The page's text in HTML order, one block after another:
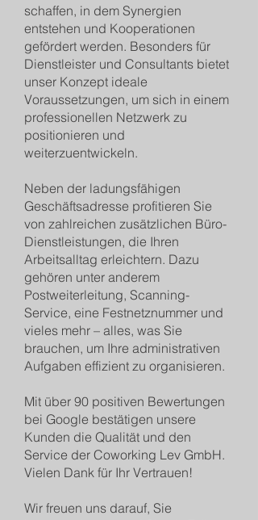
schaffen, in dem Synergien
entstehen und Kooperationen
gefördert werden. Besonders für
Dienstleister und Consultants bietet
unser Konzept ideale
Voraussetzungen, um sich in einem
professionellen Netzwerk zu
positionieren und
weiterzuentwickeln.
Neben der ladungsfähigen
Geschäftsadresse profitieren Sie
von zahlreichen zusätzlichen Büro-
Dienstleistungen, die Ihren
Arbeitsalltag erleichtern. Dazu
gehören unter anderem
Postweiterleitung, Scanning-
Service, eine Festnetznummer und
vieles mehr – alles, was Sie
brauchen, um Ihre administrativen
Aufgaben effizient zu organisieren.
Mit über 90 positiven Bewertungen
bei Google bestätigen unsere
Kunden die Qualität und den
Service der Coworking Lev GmbH.
Vielen Dank für Ihr Vertrauen!
Wir freuen uns darauf, Sie